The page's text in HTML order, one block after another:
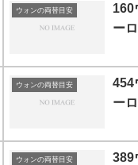
ウォンの両替目安
160
ーロ
ウォンの両替目安
454
ーロ
ウォンの両替目安
389